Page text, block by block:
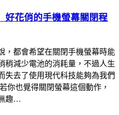
好花俏的手機螢幕關閉程
，都會希望在關閉手機螢幕時能
稍減少電池的消耗量，不過人生
失去了使用現代科技能夠為我們
你也覺得關閉螢幕這個動作，
趣…